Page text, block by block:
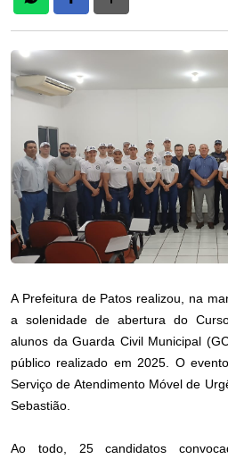
A Prefeitura de Patos realizou, na
a solenidade de abertura do
alunos da Guarda Civil Municipal
público realizado em 2025. O
Serviço de Atendimento Móvel de
Sebastião.
Ao todo, 25 candidatos